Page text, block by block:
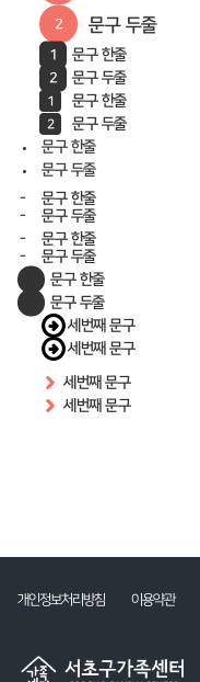
문구 두줄
문구 한줄
문구 두줄
문구 한줄
문구 두줄
문구 한줄
문구 두줄
문구 한줄
문구 두줄
문구 한줄
문구 두줄
문구 한줄
문구 두줄
세번째 문구
세번째 문구
세번째 문구
세번째 문구
개인정보처리방침 이용약관